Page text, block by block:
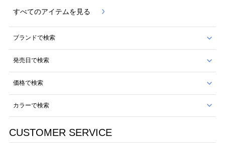
すべてのアイテムを見る
ブランドで検索
発売日で検索
価格で検索
カラーで検索
CUSTOMER SERVICE